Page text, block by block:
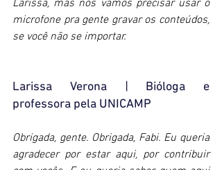
microfone pra gente gravar os conteúdos,
se você não se importar.
Larissa Verona | Bióloga e
professora pela UNICAMP
Obrigada, gente. Obrigada, Fabi. Eu queria
agradecer por estar aqui, por contribuir